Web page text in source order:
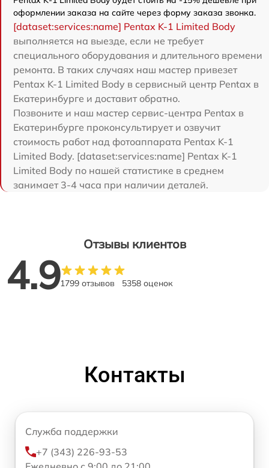
оформлении заказа на сайте через форму заказа звонка.
[dataset:services:name] Pentax K-1 Limited Body
выполняется на выезде, если не требует
специального оборудования и длительного времени
ремонта. В таких случаях наш мастер привезет
Pentax K-1 Limited Body в сервисный центр Pentax в
Екатеринбурге и доставит обратно.
Позвоните и наш мастер сервис-центра Pentax в
Екатеринбурге проконсультирует и озвучит
стоимость работ над фотоаппарата Pentax K-1
Limited Body. [dataset:services:name] Pentax K-1
Limited Body по нашей статистике в среднем
занимает 3-4 часа при наличии деталей.
Отзывы клиентов
4.91799 отзывов 5358 оценок
Контакты
Служба поддержки
+7 (343) 226-93-53